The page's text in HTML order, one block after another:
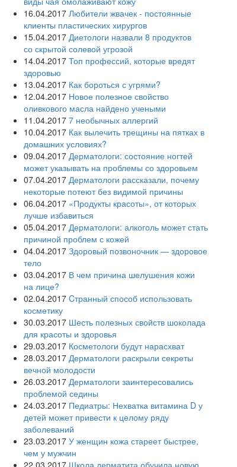
16.04.2017 Любители жвачек - постоянные
клиенты пластических хирургов
15.04.2017 Диетологи назвали 8 продуктов
со скрытой солевой угрозой
14.04.2017 Топ профессий, которые вредят
здоровью
13.04.2017 Как бороться с угрями?
12.04.2017 Новое полезное свойство
оливкового масла‍ найдено учеными
11.04.2017 7 необычных аллергий
10.04.2017 Как вылечить трещины на пятках в
домашних условиях?
09.04.2017 Дерматологи: состояние ногтей
может указывать на проблемы со здоровьем
07.04.2017 Дерматологи рассказали, почему
некоторые потеют без видимой причины
06.04.2017 «Продукты красоты», от которых
лучше избавиться
05.04.2017 Дерматологи: алкоголь может стать
причиной проблем с кожей
04.04.2017 Здоровый позвоночник — здоровое
тело
03.04.2017 В чем причина шелушения кожи
на лице?
02.04.2017 Cтранный способ использовать
косметику
30.03.2017 Шесть полезных свойств шоколада
для красоты и здоровья
29.03.2017 Косметологи будут нарасхват
28.03.2017 Дерматологи раскрыли секреты
вечной молодости
26.03.2017 Дерматологи заинтересовались
проблемой седины
24.03.2017 Педиатры: Нехватка витамина D у
детей может привести к целому ряду
заболеваний
23.03.2017 У женщин кожа стареет быстрее,
чем у мужчин
22.03.2017 Школа дерматита обучила новую